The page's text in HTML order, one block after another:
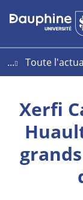
Aller
au
Aller
au
Plan
du
...
Toute
Xerfi